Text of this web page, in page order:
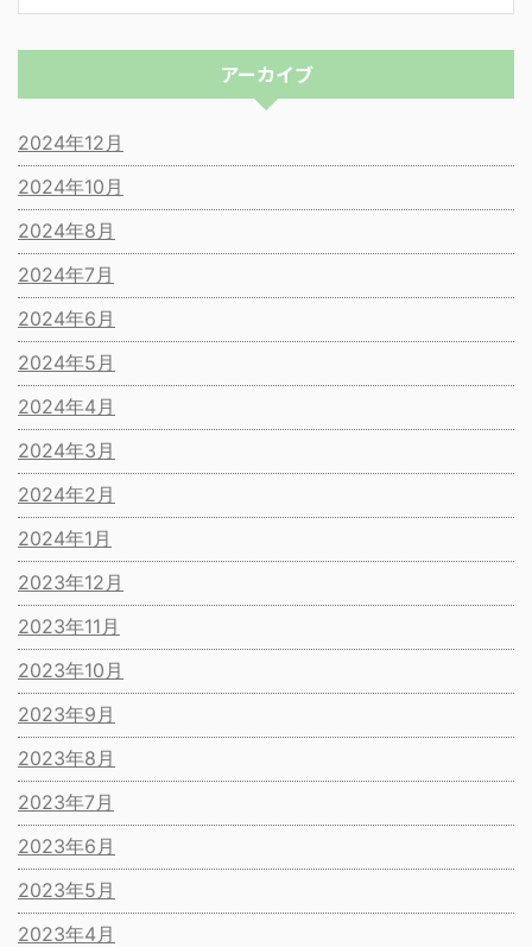
アーカイブ
2024年12月
2024年10月
2024年8月
2024年7月
2024年6月
2024年5月
2024年4月
2024年3月
2024年2月
2024年1月
2023年12月
2023年11月
2023年10月
2023年9月
2023年8月
2023年7月
2023年6月
2023年5月
2023年4月